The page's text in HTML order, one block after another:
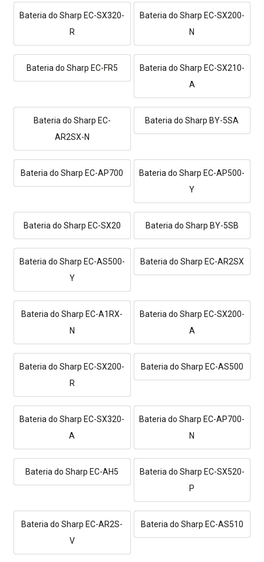
Bateria do Sharp EC-SX320-
R
Bateria do Sharp EC-SX200-
N
Bateria do Sharp EC-FR5
Bateria do Sharp EC-SX210-
A
Bateria do Sharp EC-
AR2SX-N
Bateria do Sharp BY-5SA
Bateria do Sharp EC-AP700
Bateria do Sharp EC-AP500-
Y
Bateria do Sharp EC-SX20 Bateria do Sharp BY-5SB
Bateria do Sharp EC-AS500-
Y
Bateria do Sharp EC-AR2SX
Bateria do Sharp EC-A1RX-
N
Bateria do Sharp EC-SX200-
A
Bateria do Sharp EC-SX200-
R
Bateria do Sharp EC-AS500
Bateria do Sharp EC-SX320-
A
Bateria do Sharp EC-AP700-
N
Bateria do Sharp EC-AH5
Bateria do Sharp EC-SX520-
P
Bateria do Sharp EC-AR2S-
V
Bateria do Sharp EC-AS510